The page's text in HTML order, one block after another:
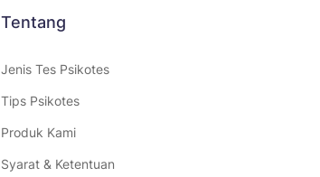
Tentang
Jenis Tes Psikotes
Tips Psikotes
Produk Kami
Syarat & Ketentuan